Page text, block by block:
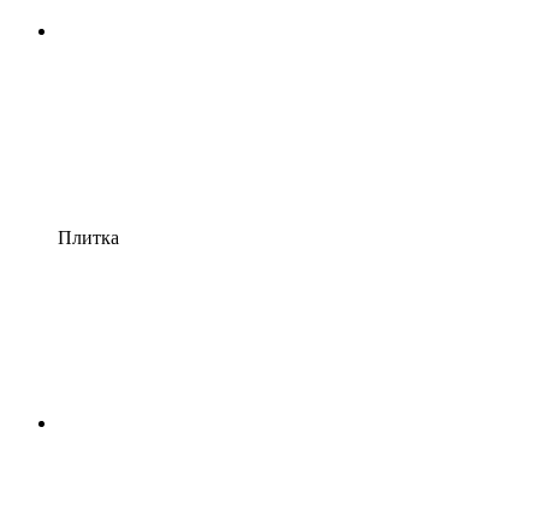
Плитка